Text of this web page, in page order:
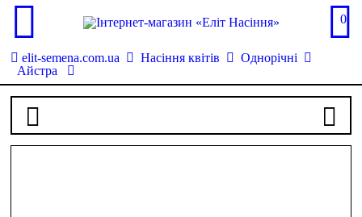
0
elit-semena.com.ua Насіння квітів
Однорічні
Айстра